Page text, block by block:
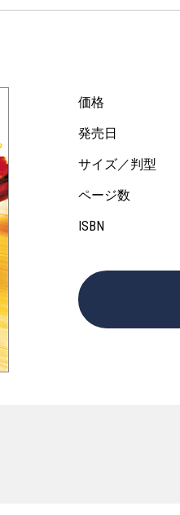
価格
発売日
サイズ／判型
ページ数
ISBN